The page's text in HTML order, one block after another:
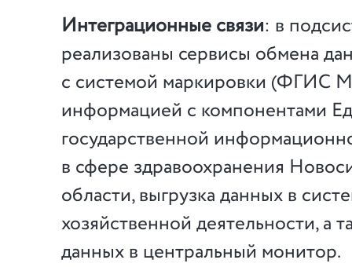
Интеграционные связи: в
реализованы сервисы обмена
с системой маркировки (ФГИС
информацией с компонентами
государственной
в сфере здравоохранения
области, выгрузка данных в
хозяйственной деятельности, а
данных в центральный монитор.